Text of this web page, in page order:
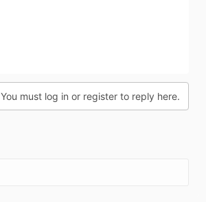
You must log in or register to reply here.